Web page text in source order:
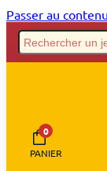
Passer au
0
PANIER